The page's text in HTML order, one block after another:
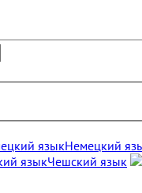
Немецкий
Чешский язык